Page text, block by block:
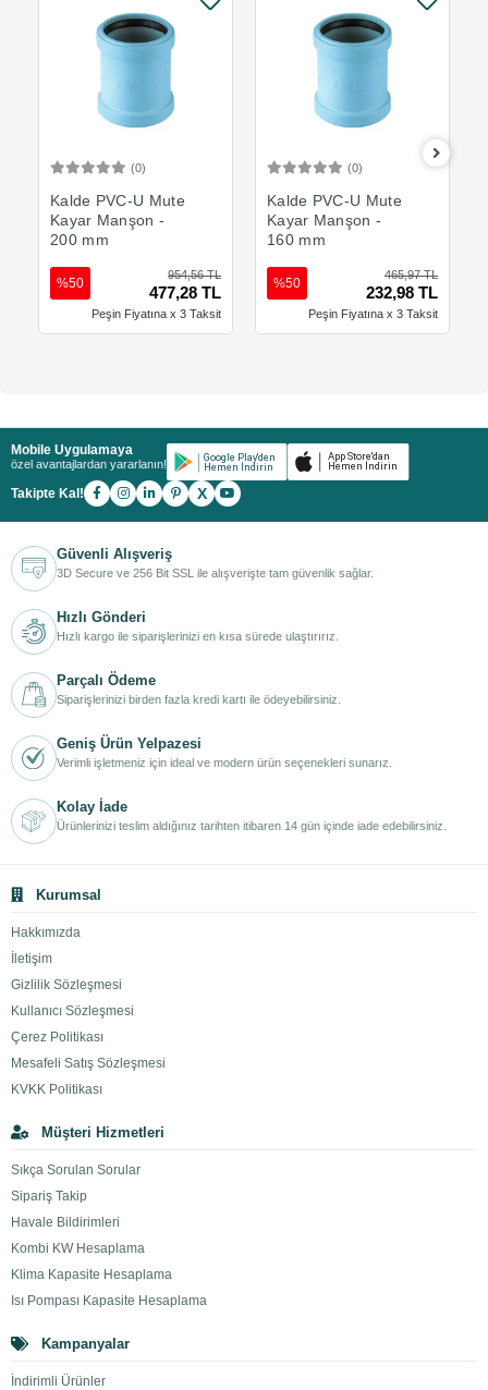
(0)
Kalde PVC-U Mute
Kayar Manşon -
200 mm
954,56 TL
477,28 TL
%50
Peşin Fiyatına x 3 Taksit
(0)
Kalde PVC-U Mute
Kayar Manşon -
160 mm
465,97 TL
232,98 TL
%50
Peşin Fiyatına x 3 Taksit
Mobile Uygulamaya
özel avantajlardan yararlanın!
Takipte Kal! X
Güvenli Alışveriş
3D Secure ve 256 Bit SSL ile alışverişte tam güvenlik sağlar.
Hızlı Gönderi
Hızlı kargo ile siparişlerinizi en kısa sürede ulaştırırız.
Parçalı Ödeme
Siparişlerinizi birden fazla kredi kartı ile ödeyebilirsiniz.
Geniş Ürün Yelpazesi
Verimli işletmeniz için ideal ve modern ürün seçenekleri sunarız.
Kolay İade
Ürünlerinizi teslim aldığınız tarihten itibaren 14 gün içinde iade edebilirsiniz.
Kurumsal
Hakkımızda
İletişim
Gizlilik Sözleşmesi
Kullanıcı Sözleşmesi
Çerez Politikası
Mesafeli Satış Sözleşmesi
KVKK Politikası
Müşteri Hizmetleri
Sıkça Sorulan Sorular
Sipariş Takip
Havale Bildirimleri
Kombi KW Hesaplama
Klima Kapasite Hesaplama
Isı Pompası Kapasite Hesaplama
Kampanyalar
İndirimli Ürünler